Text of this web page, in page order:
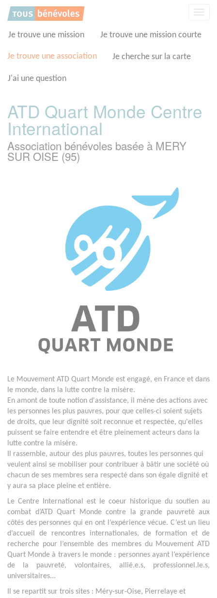
Je trouve une mission Je trouve une mission courte
Je trouve une association Je cherche sur la carte
J'ai une question
ATD Quart Monde Centre
International
Association bénévoles basée à MERY
SUR OISE (95)
Le Mouvement ATD Quart Monde est engagé, en France et dans
le monde, dans la lutte contre la misère.
En amont de toute notion d'assistance, il mène des actions avec
les personnes les plus pauvres, pour que celles-ci soient sujets
de droits, que leur dignité soit reconnue et respectée, qu'elles
puissent se faire entendre et être pleinement acteurs dans la
lutte contre la misère.
Il rassemble, autour des plus pauvres, toutes les personnes qui
veulent ainsi se mobiliser pour contribuer à bâtir une société où
chacun de ses membres sera respecté dans son égale dignité et
y aura sa place pleine et entière.
Le Centre International est le coeur historique du soutien au
combat d’ATD Quart Monde contre la grande pauvreté aux
côtés des personnes qui en ont l’expérience vécue. C’est un lieu
d’accueil de rencontres internationales, de formation et de
recherche pour l’ensemble des membres du Mouvement ATD
Quart Monde à travers le monde : personnes ayant l’expérience
de la pauvreté, volontaires, allié.e.s, professionnel.le.s,
universitaires...
Il se repartit sur trois sites : Méry-sur-Oise, Pierrelaye et
Panneau de gestion des cookies